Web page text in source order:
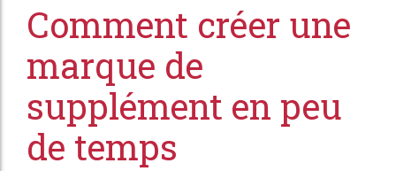
Comment créer une
marque de
supplément en peu
de temps